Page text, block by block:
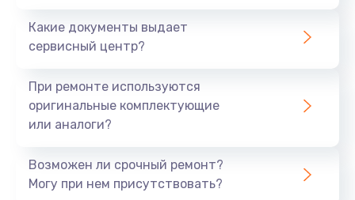
Восстановление данных
Заказать
1060 руб.
Какие документы выдает
сервисный центр?
При ремонте используются
оригинальные комплектующие
или аналоги?
Возможен ли срочный ремонт?
Могу при нем присутствовать?